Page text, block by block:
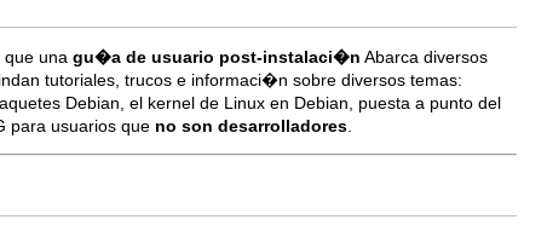
una gu�a de usuario post-instalaci�n Abarca diversos
tutoriales, trucos e informaci�n sobre diversos temas:
Debian, el kernel de Linux en Debian, puesta a punto del
para usuarios que no son desarrolladores